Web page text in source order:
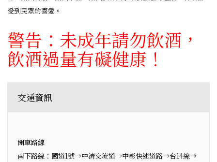
受到民眾的喜愛。
警告：未成年請勿飲酒，
飲酒過量有礙健康！
交通資訊
開車路線
南下路線：國道1號→中清交流道→中彰快速道路→台14線→